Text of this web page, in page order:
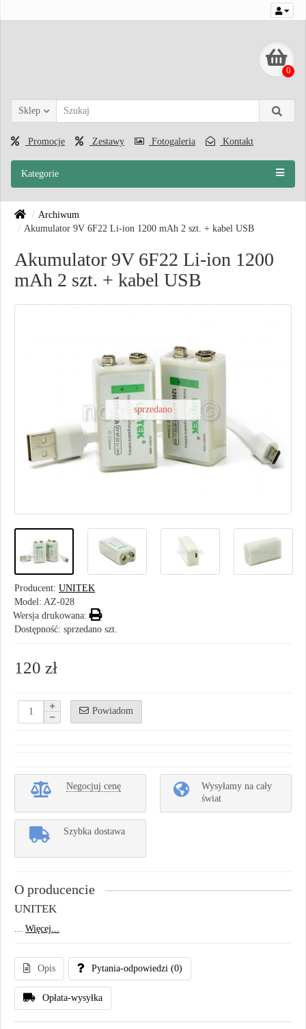
0
Sklep
Promocje Zestawy Fotogaleria Kontakt
Kategorie
Archiwum
Akumulator 9V 6F22 Li-ion 1200 mAh 2 szt. + kabel USB
Akumulator 9V 6F22 Li-ion 1200
mAh 2 szt. + kabel USB
sprzedano
Producent: UNITEK
Model: AZ-028
Wersja drukowana:
Dostępność: sprzedano szt.
120 zł
Powiadom
Negocjuj cenę
Wysyłamy na cały
świat
Szybka dostawa
O producencie
UNITEK
... Więcej...
Opis Pytania-odpowiedzi (0)
Opłata-wysyłka